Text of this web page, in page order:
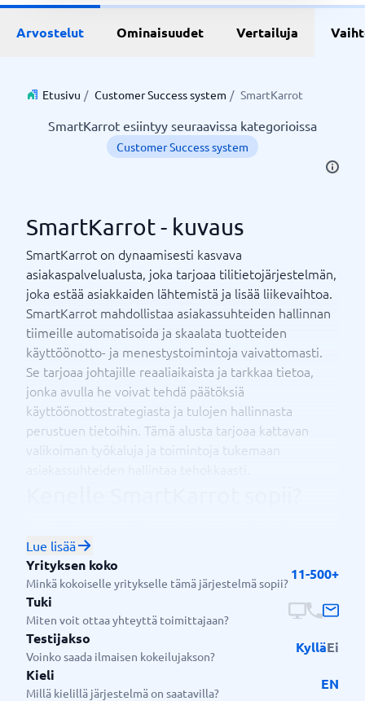
Arvostelut Ominaisuudet Vertailuja
Etusivu / Customer Success system / SmartKarrot
SmartKarrot esiintyy seuraavissa kategorioissa
Customer Success system
SmartKarrot - kuvaus
SmartKarrot on dynaamisesti kasvava
asiakaspalvelualusta, joka tarjoaa tilitietojärjestelmän,
joka estää asiakkaiden lähtemistä ja lisää liikevaihtoa.
SmartKarrot mahdollistaa asiakassuhteiden hallinnan
tiimeille automatisoida ja skaalata tuotteiden
käyttöönotto- ja menestystoimintoja vaivattomasti.
Se tarjoaa johtajille reaaliaikaista ja tarkkaa tietoa,
jonka avulla he voivat tehdä päätöksiä
käyttöönottostrategiasta ja tulojen hallinnasta
perustuen tietoihin. Tämä alusta tarjoaa kattavan
valikoiman työkaluja ja toimintoja tukemaan
joustava ja vaatii vähän tai ei lainkaan oppimista, mikä
tekee siitä sopivan kaikenkokoisille yrityksille.
Lue lisää
Yrityksen koko
Minkä kokoiselle yritykselle tämä järjestelmä sopii?
11-500+
Tuki
Miten voit ottaa yhteyttä toimittajaan?
Testijakso
Voinko saada ilmaisen kokeilujakson?
KylläEi
Kieli
Millä kielillä järjestelmä on saatavilla?
EN